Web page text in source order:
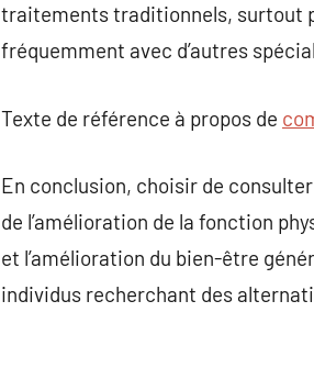
traitements traditionnels, surtout
fréquemment avec d’autres
Texte de référence à propos de
En conclusion, choisir de
de l’amélioration de la fonction
et l’amélioration du bien-être
individus recherchant des